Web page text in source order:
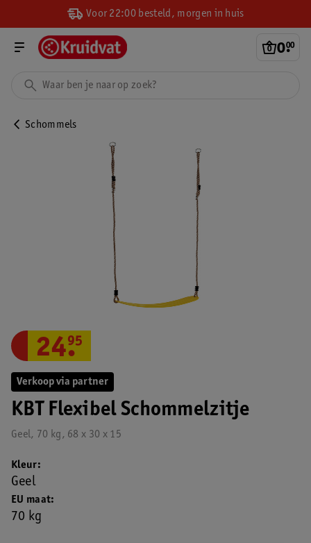
Voor 22:00 besteld, morgen in huis
0.
00
Schommels
Verkoop via partner
KBT Flexibel Schommelzitje
Geel, 70 kg, 68 x 30 x 15
24.
95
EU maat
70 kg
Kleur
Geel